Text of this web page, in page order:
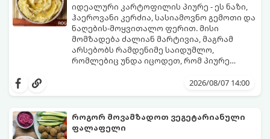
იდეალური კარტოფილის პიურე - ეს ნაზი,
ჰაეროვანი კერძია, სასიამოვნო გემოთი და
ნაღების-მოყვითალო ფერით. მისი
მომზადება ძალიან მარტივია, მაგრამ
არსებობს რამდენიმე საიდუმლო,
რომლებიც უნდა იცოდეთ, რომ პიურე
2026/08/07 14:00
როგორ მოვამზადოთ ვეგეტარიანული
ფალაფელი